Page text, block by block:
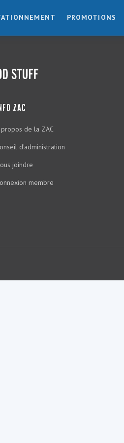
PROMOTIONS
ZAC
propos de la ZAC
d'administration
joindre
membre